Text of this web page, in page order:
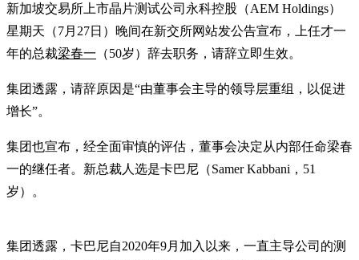
新加坡交易所上市晶片测试公司永科控股（AEM Holdings）
星期天（7月27日）晚间在新交所网站发公告宣布，上任才一
年的总裁梁春一 （50岁）辞去职务，请辞立即生效。
集团透露，请辞原因是“由董事会主导的领导层重组，以促进
增长”。
集团也宣布，经全面审慎的评估，董事会决定从内部任命梁春
一的继任者。新总裁人选是卡巴尼（Samer Kabbani，51
岁）。
集团透露，卡巴尼自2020年9月加入以来，一直主导公司的测